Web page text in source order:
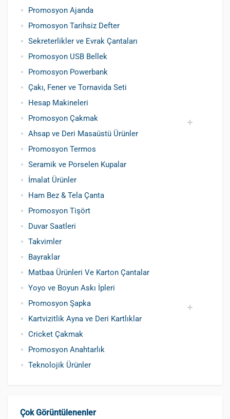
Promosyon Ajanda
Promosyon Tarihsiz Defter
Sekreterlikler ve Evrak Çantaları
Promosyon USB Bellek
Promosyon Powerbank
Çakı, Fener ve Tornavida Seti
Hesap Makineleri
Promosyon Çakmak
Siboplu Çakmak
Manyetolu Çakmak
Ahsap ve Deri Masaüstü Ürünler
Promosyon Termos
Seramik ve Porselen Kupalar
İmalat Ürünler
Ham Bez & Tela Çanta
Promosyon Tişört
Duvar Saatleri
Takvimler
Bayraklar
Matbaa Ürünleri Ve Karton Çantalar
Yoyo ve Boyun Askı İpleri
Promosyon Şapka
Pamuklu Şapka
Polyester Şapka
Baskılı Şapka Toptan
Kartvizitlik Ayna ve Deri Kartlıklar
Cricket Çakmak
Promosyon Anahtarlık
Teknolojik Ürünler
Çok Görüntülenenler